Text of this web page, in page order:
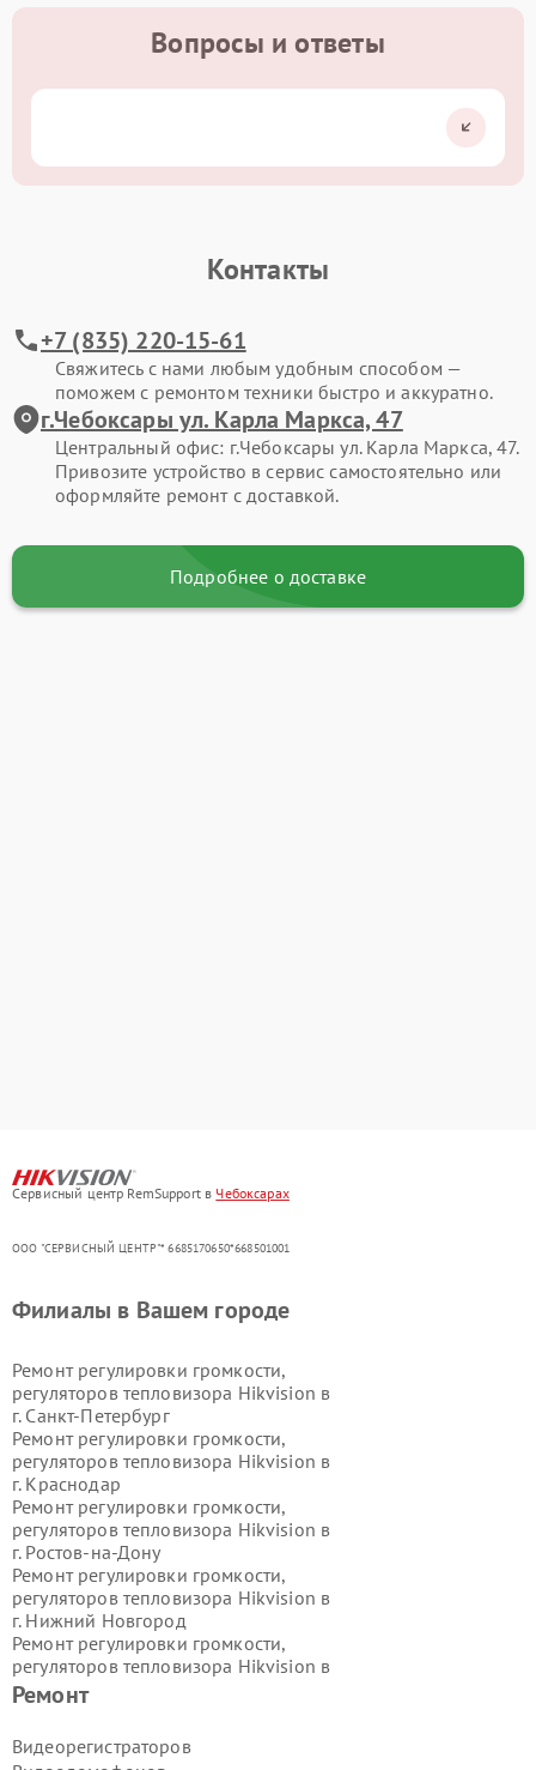
Вопросы и ответы
Контакты
+7 (835) 220-15-61
Свяжитесь с нами любым удобным способом —
поможем с ремонтом техники быстро и аккуратно.
г.Чебоксары ул. Карла Маркса, 47
Центральный офис: г.Чебоксары ул. Карла Маркса, 47.
Привозите устройство в сервис самостоятельно или
оформляйте ремонт с доставкой.
Подробнее о доставке
Сервисный центр RemSupport в Чебоксарах
ООО "СЕРВИСНЫЙ ЦЕНТР"* 6685170650*668501001
Ремонт
Видеорегистраторов
Филиалы в Вашем городе
Ремонт регулировки громкости,
регуляторов тепловизора Hikvision в
г. Санкт-Петербург
Ремонт регулировки громкости,
регуляторов тепловизора Hikvision в
г. Краснодар
Ремонт регулировки громкости,
регуляторов тепловизора Hikvision в
г. Ростов-на-Дону
Ремонт регулировки громкости,
регуляторов тепловизора Hikvision в
г. Нижний Новгород
Ремонт регулировки громкости,
регуляторов тепловизора Hikvision в
г.Новосибирск
регуляторов тепловизора Hikvision в
г.Екатеринбург